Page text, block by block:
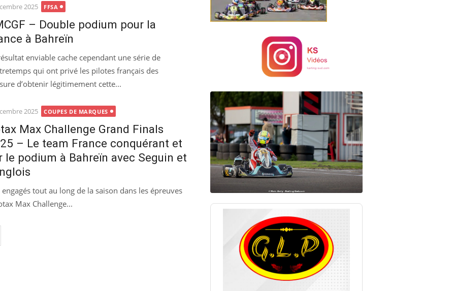
2025 FFSA
– Double podium pour la
à Bahreïn
enviable cache cependant une série de
qui ont privé les pilotes français des
d’obtenir légitimement cette...
2025 COUPES DE MARQUES
Max Challenge Grand Finals
– Le team France conquérant et
le podium à Bahreïn avec Seguin et
tout au long de la saison dans les épreuves
Max Challenge...